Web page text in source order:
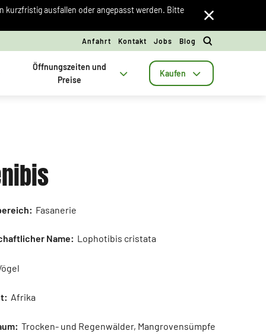
kurzfristig ausfallen oder angepasst werden. Bitte
Anfahrt Kontakt Jobs Blog
Öffnungszeiten und
Preise
Kaufen
Fasanerie
Name: Lophotibis cristata
Afrika
Trocken- und Regenwälder, Mangrovensümpfe